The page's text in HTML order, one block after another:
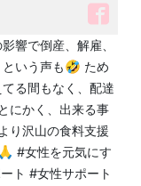
響で倒産、解雇、
いう声も🤣 ため
る間もなく、配達
にかく、出来る事
り沢山の食料支援
#女性を元気にす
ト #女性サポート